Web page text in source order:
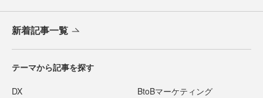
新着記事一覧
テーマから記事を探す
DX BtoBマーケティング